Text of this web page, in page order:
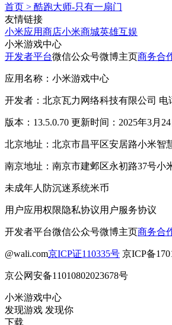
首页 > 酷跑大师-只有一扇门
友情链接
小米应用商店小米商城英雄互娱
小米游戏中心
开发者平台微信公众号微博主页商务合
应用名称：小米游戏中心
开发者：北京瓦力网络科技有限公司 电
版本：13.5.0.70 更新时间：2025年3月24
北京地址：北京市昌平区安居路小米智
南京地址：南京市建邺区永初路37号小
未成年人防沉迷系统米币
用户应用权限隐私协议用户服务协议
开发者平台微信公众号微博主页商务合
@wali.com京ICP证110335号 京ICP备
京公网安备11010802023678号
小米游戏中心
发现游戏 发现你
下载